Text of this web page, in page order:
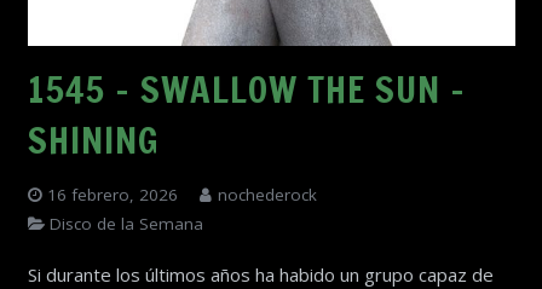
1545 – SWALLOW THE SUN –
SHINING
16 febrero, 2026
nochederock
Disco de la Semana
Si durante los últimos años ha habido un grupo capaz de